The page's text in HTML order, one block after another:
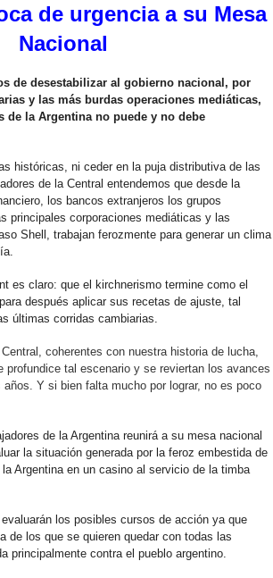
de urgencia a su Mesa
Nacional
de desestabilizar al gobierno nacional, por
y las más burdas operaciones mediáticas,
de la Argentina no puede y no debe
históricas, ni ceder en la puja distributiva de las
de la Central entendemos que desde la
los bancos extranjeros los grupos
principales corporaciones mediáticas y las
Shell, trabajan ferozmente para generar un clima
es claro: que el kirchnerismo termine como el
después aplicar sus recetas de ajuste, tal
últimas corridas cambiarias.
coherentes con nuestra historia de lucha,
profundice tal escenario y se reviertan los avances
Y si bien falta mucho por lograr, no es poco
de la Argentina reunirá a su mesa nacional
la situación generada por la feroz embestida de
Argentina en un casino al servicio de la timba
los posibles cursos de acción ya que
de los que se quieren quedar con todas las
principalmente contra el pueblo argentino.